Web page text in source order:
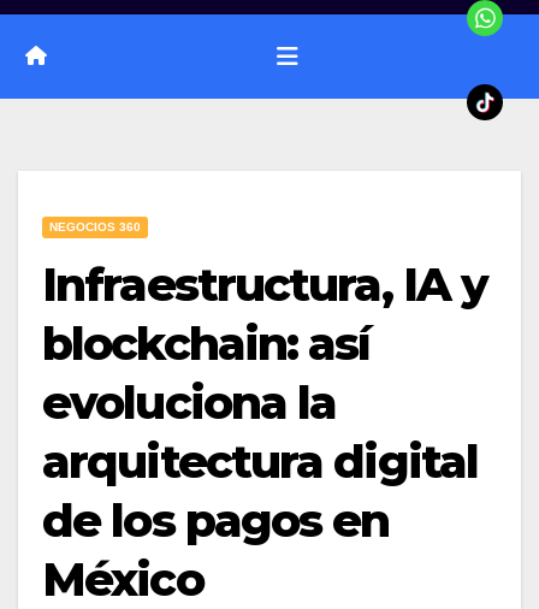
NEGOCIOS 360
Infraestructura, IA y
blockchain: así
evoluciona la
arquitectura digital
de los pagos en
México